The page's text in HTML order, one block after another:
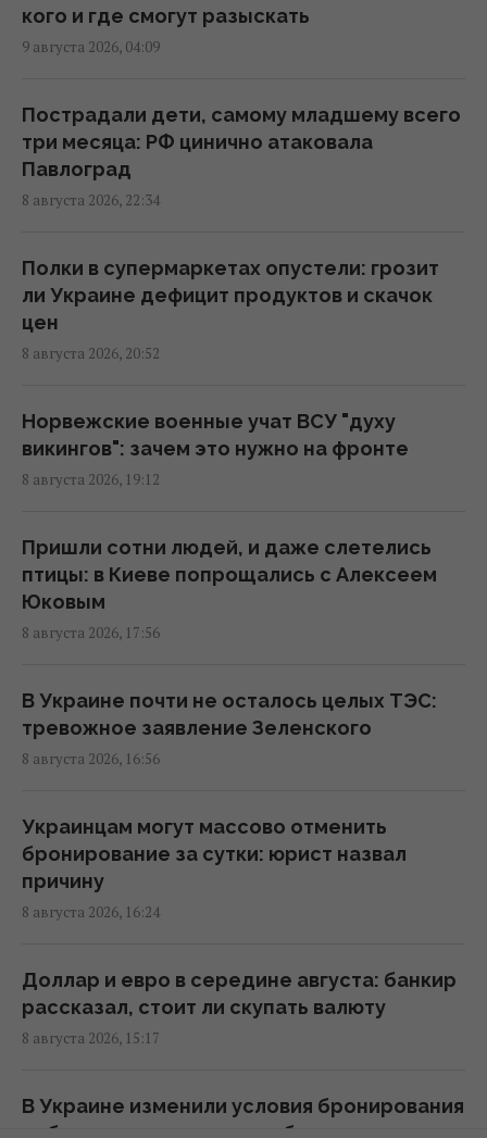
Маск не разрешил Украине использовать
19:19 суббота, 08 августа 2026
Пессимизм вернулся в Украину: аналитик
предостерег от ошибочного взгляда на
18:43 суббота, 08 августа 2026
"Молимся, когда везем пациента": медики
рассказали BBC об охоте российских
18:35 суббота, 08 августа 2026
К 2030 году в Украине станет на треть
рассказала о рисках
16:46 суббота, 08 августа 2026
Россия готовит мощный удар по
мониторы
16:43 суббота, 08 августа 2026
начать "свободную охоту" на
автотранспорт, – ОВА
16:09 суббота, 08 августа 2026
производство ракет: эксперт сказал, что
для этого нужно
16:03 суббота, 08 августа 2026
Зеленский: Украинская оборонка может
удвоить объемы производства, но есть
кого и где смогут разыскать
9 августа 2026, 04:09
Пострадали дети, самому младшему всего
три месяца: РФ цинично атаковала
Павлоград
8 августа 2026, 22:34
Полки в супермаркетах опустели: грозит
ли Украине дефицит продуктов и скачок
цен
8 августа 2026, 20:52
Норвежские военные учат ВСУ "духу
викингов": зачем это нужно на фронте
8 августа 2026, 19:12
Пришли сотни людей, и даже слетелись
птицы: в Киеве попрощались с Алексеем
Юковым
8 августа 2026, 17:56
В Украине почти не осталось целых ТЭС:
тревожное заявление Зеленского
8 августа 2026, 16:56
Украинцам могут массово отменить
бронирование за сутки: юрист назвал
причину
8 августа 2026, 16:24
Доллар и евро в середине августа: банкир
рассказал, стоит ли скупать валюту
8 августа 2026, 15:17
В Украине изменили условия бронирования